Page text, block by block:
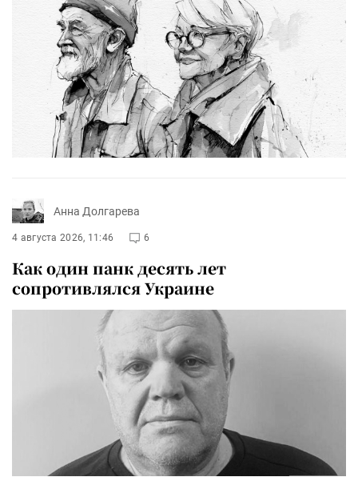
Анна Долгарева
4 августа 2026, 11:46 6
Как один панк десять лет
сопротивлялся Украине